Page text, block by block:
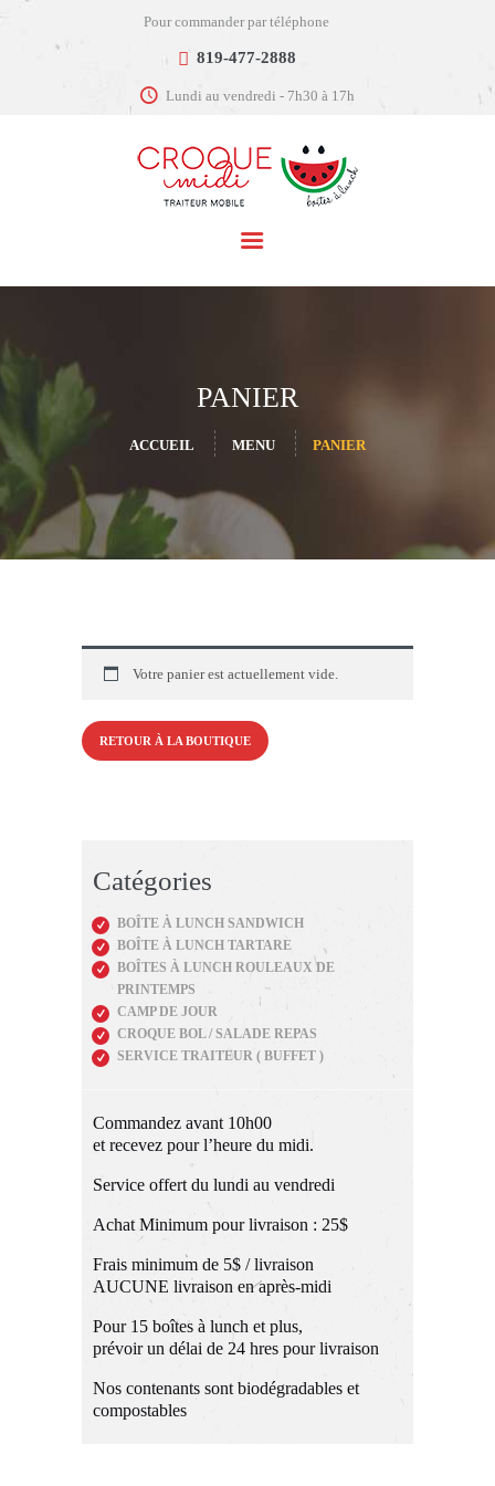
Pour commander par téléphone
819-477-2888
Lundi au vendredi - 7h30 à 17h
PANIER
ACCUEIL MENU PANIER
Votre panier est actuellement vide.
RETOUR À LA BOUTIQUE
Catégories
BOÎTE À LUNCH SANDWICH
BOÎTE À LUNCH TARTARE
BOÎTES À LUNCH ROULEAUX DE
PRINTEMPS
CAMP DE JOUR
CROQUE BOL / SALADE REPAS
SERVICE TRAITEUR ( BUFFET )
Commandez avant 10h00
et recevez pour l’heure du midi.
Service offert du lundi au vendredi
Achat Minimum pour livraison : 25$
Frais minimum de 5$ / livraison
AUCUNE livraison en après-midi
Pour 15 boîtes à lunch et plus,
prévoir un délai de 24 hres pour livraison
Nos contenants sont biodégradables et
compostables